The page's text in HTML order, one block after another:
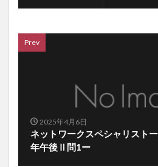
Prev
2025年4月6日
ネットワークスペシャリスト
年午後Ⅱ問1ー